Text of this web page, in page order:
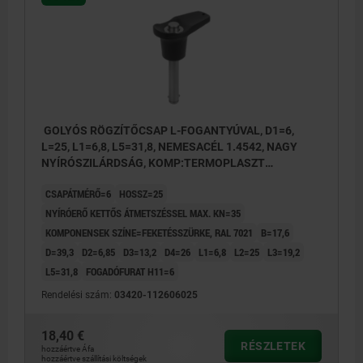
GOLYÓS RÖGZÍTŐCSAP L-FOGANTYÚVAL, D1=6,
L=25, L1=6,8, L5=31,8, NEMESACÉL 1.4542, NAGY
NYÍRÓSZILÁRDSÁG, KOMP:TERMOPLASZT
CSAPÁTMÉRŐ=6
HOSSZ=25
NYÍRÓERŐ KETTŐS ÁTMETSZÉSSEL MAX. KN=35
KOMPONENSEK SZÍNE=FEKETÉSSZÜRKE, RAL 7021
B=17,6
D=39,3
D2=6,85 D3=13,2 D4=26 L1=6,8 L2=25
L3=19,2
L5=31,8
FOGADÓFURAT H11=6
Rendelési szám: 03420-112606025
18,40 €
hozzáértve Áfa
hozzáértve szállítási költségek
RÉSZLETEK